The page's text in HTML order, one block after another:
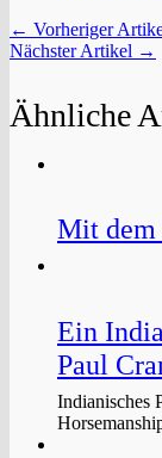
← Vorheriger
Nächster Artikel →
Ähnliche
Mit dem
Ein
Paul
Indianisches